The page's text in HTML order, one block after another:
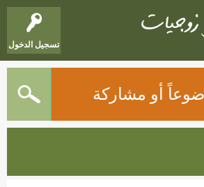
تسجيل الدخول
أو مشاركة